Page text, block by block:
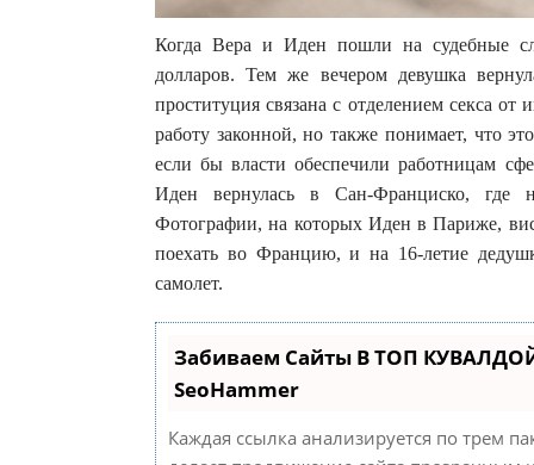
Когда Вера и Иден пошли на судебные
долларов. Тем же вечером девушка
проституция связана с отделением секса
работу законной, но также понимает, что
если бы власти обеспечили работницам
Иден вернулась в Сан-Франциско, где
Фотографии, на которых Иден в Париже,
поехать во Францию, и на 16-летие
самолет.
Забиваем Сайты В ТОП
SeoHammer
Каждая ссылка анализируется по трем